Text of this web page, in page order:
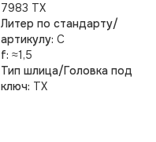
7983 TX
Литер по стандарту/
артикулу: C
f: ≈1,5
Тип шлица/Головка под
ключ: TX